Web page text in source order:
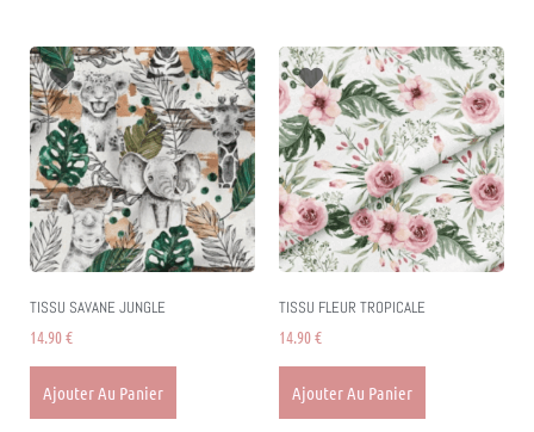
TISSU SAVANE JUNGLE
14.90€
Ajouter Au Panier
TISSU FLEUR TROPICALE
14.90€
Ajouter Au Panier